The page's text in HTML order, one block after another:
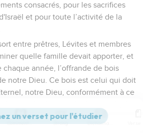
consacrés, pour les sacrifices
et pour toute l’activité de la
entre prêtres, Lévites et membres
quelle famille devait apporter, et
année, l’offrande de bois
notre Dieu. Ce bois est celui qui doit
notre Dieu, conformément à ce
à amener chaque année à la
Commentaires Strong